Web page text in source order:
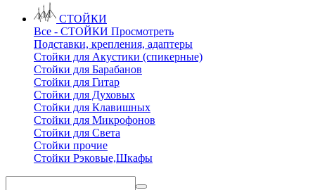
СТОЙКИ
Все - СТОЙКИ Просмотреть
Подставки, крепления, адаптеры
Стойки для Акустики (спикерные)
Стойки для Барабанов
Стойки для Гитар
Стойки для Духовых
Стойки для Клавишных
Стойки для Микрофонов
Стойки для Света
Стойки прочие
Стойки Рэковые,Шкафы